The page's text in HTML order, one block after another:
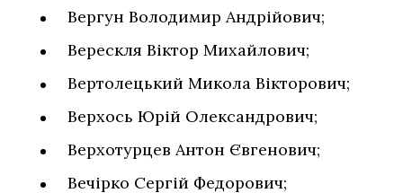
Вергун Володимир Андрійович;
Верескля Віктор Михайлович;
Вертолецький Микола Вікторович;
Верхось Юрій Олександрович;
Верхотурцев Антон Євгенович;
Вечірко Сергій Федорович;